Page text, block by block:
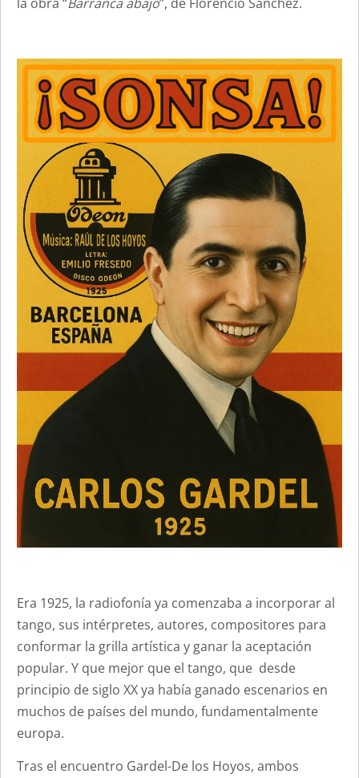
Era 1925, la radiofonía ya comenzaba a incorporar al
tango, sus intérpretes, autores, compositores para
conformar la grilla artística y ganar la aceptación
popular. Y que mejor que el tango, que desde
principio de siglo XX ya había ganado escenarios en
muchos de países del mundo, fundamentalmente
europa.
Tras el encuentro Gardel-De los Hoyos, ambos